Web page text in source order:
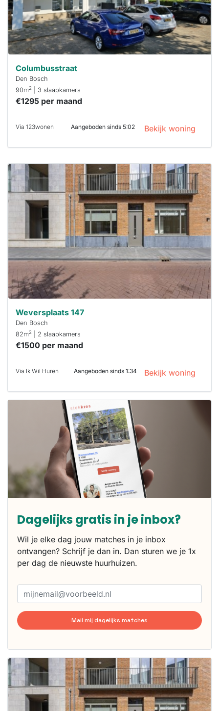
je hierbij!
Columbusstraat
Den Bosch
90m2 | 3 slaapkamers
€1295 per maand
Via 123wonen Aangeboden sinds 5:02 Bekijk woning
Deze woning
waarschijnlijk
al verhuurd
Om kans te
maken moet je
binnen 15
reageren.
Stekkies helpt
je hierbij!
Weversplaats 147
Den Bosch
82m2 | 2 slaapkamers
€1500 per maand
Via Ik Wil Huren Aangeboden sinds 1:34 Bekijk woning
Dagelijks gratis in je inbox?
Wil je elke dag jouw matches in je inbox
ontvangen? Schrijf je dan in. Dan sturen we je 1x
per dag de nieuwste huurhuizen.
Mail mij dagelijks matches
Deze woning
waarschijnlijk
al verhuurd
Om kans te
maken moet je